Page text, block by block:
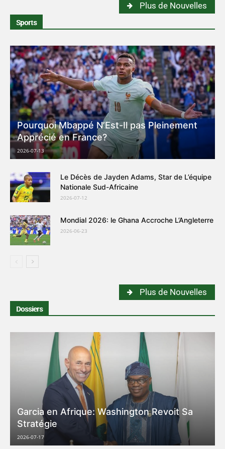
Plus de Nouvelles
Sports
Pourquoi Mbappé N’Est-Il pas Pleinement
Apprécié en France?
2026-07-13
Le Décès de Jayden Adams, Star de L’équipe
Nationale Sud-Africaine
2026-07-12
Mondial 2026: le Ghana Accroche L’Angleterre
2026-06-23
Plus de Nouvelles
Dossiers
Garcia en Afrique: Washington Revoit Sa
Stratégie
2026-07-17